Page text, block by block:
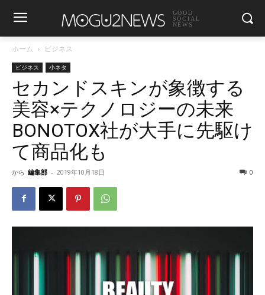
GOOD
SOCIAL
NEWS
ホーム ビジネス
ビジネス 小ネタ
セカンドスキンが象徴する
美容×テクノロジーの未来
BONOTOX社が大手に先駆け
て商品化も
から 編集部 - 2019年10月18日 0